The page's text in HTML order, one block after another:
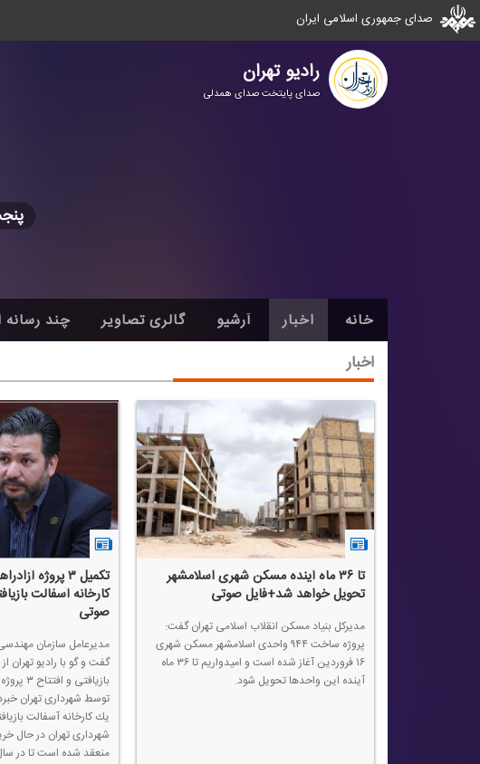
صدای جمهوری اسلامی ایران
رادیو تهران
صدای پایتخت صدای همدلی
خانه اخبار آرشیو گالری تصاویر چند رسانه
اخبار
تا ۳۶ ماه آینده مسكن شهری اسلامشهر
تحویل خواهد شد+فایل صوتی
مدیركل بنیاد مسكن انقلاب اسلامی تهران گفت:
پروژه ساخت ۹۴۴ واحدی اسلامشهر مسكن شهری
۱۶ فروردین آغاز شده است و امیدواریم تا ۳۶ ماه
آینده این واحدها تحویل شود.
تكمیل ۳ پروژه
كارخانه آسفالت
صوتی
مدیرعامل سازمان
گفت و گو با رادیو تهران
توسط شهرداری تهران
یك كارخانه آسفالت
شهرداری تهران در حال
منعقد شده است تا در